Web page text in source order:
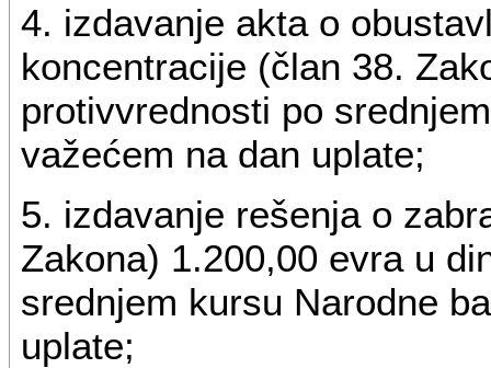
4. izdavanje akta o
koncentracije (član 38.
protivvrednosti po
važećem na dan uplate;
5. izdavanje rešenja o
Zakona) 1.200,00 evra u
srednjem kursu Narodne
uplate;